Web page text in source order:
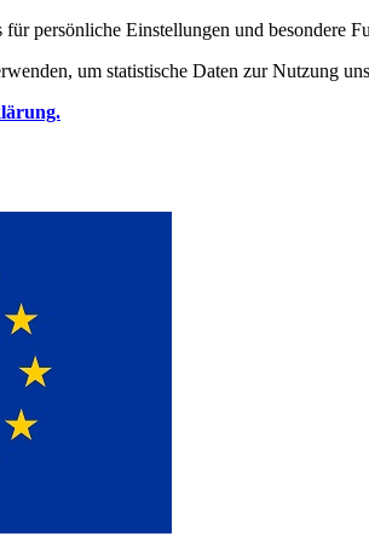
persönliche Einstellungen und besondere
um statistische Daten zur Nutzung